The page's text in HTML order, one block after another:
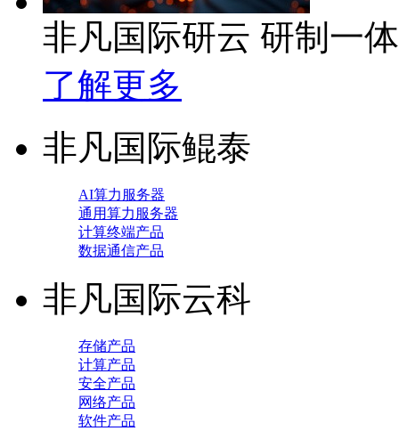
非凡国际研云 研制一
了解更多
非凡国际鲲泰
AI算力服务器
通用算力服务器
计算终端产品
数据通信产品
非凡国际云科
存储产品
计算产品
安全产品
网络产品
软件产品